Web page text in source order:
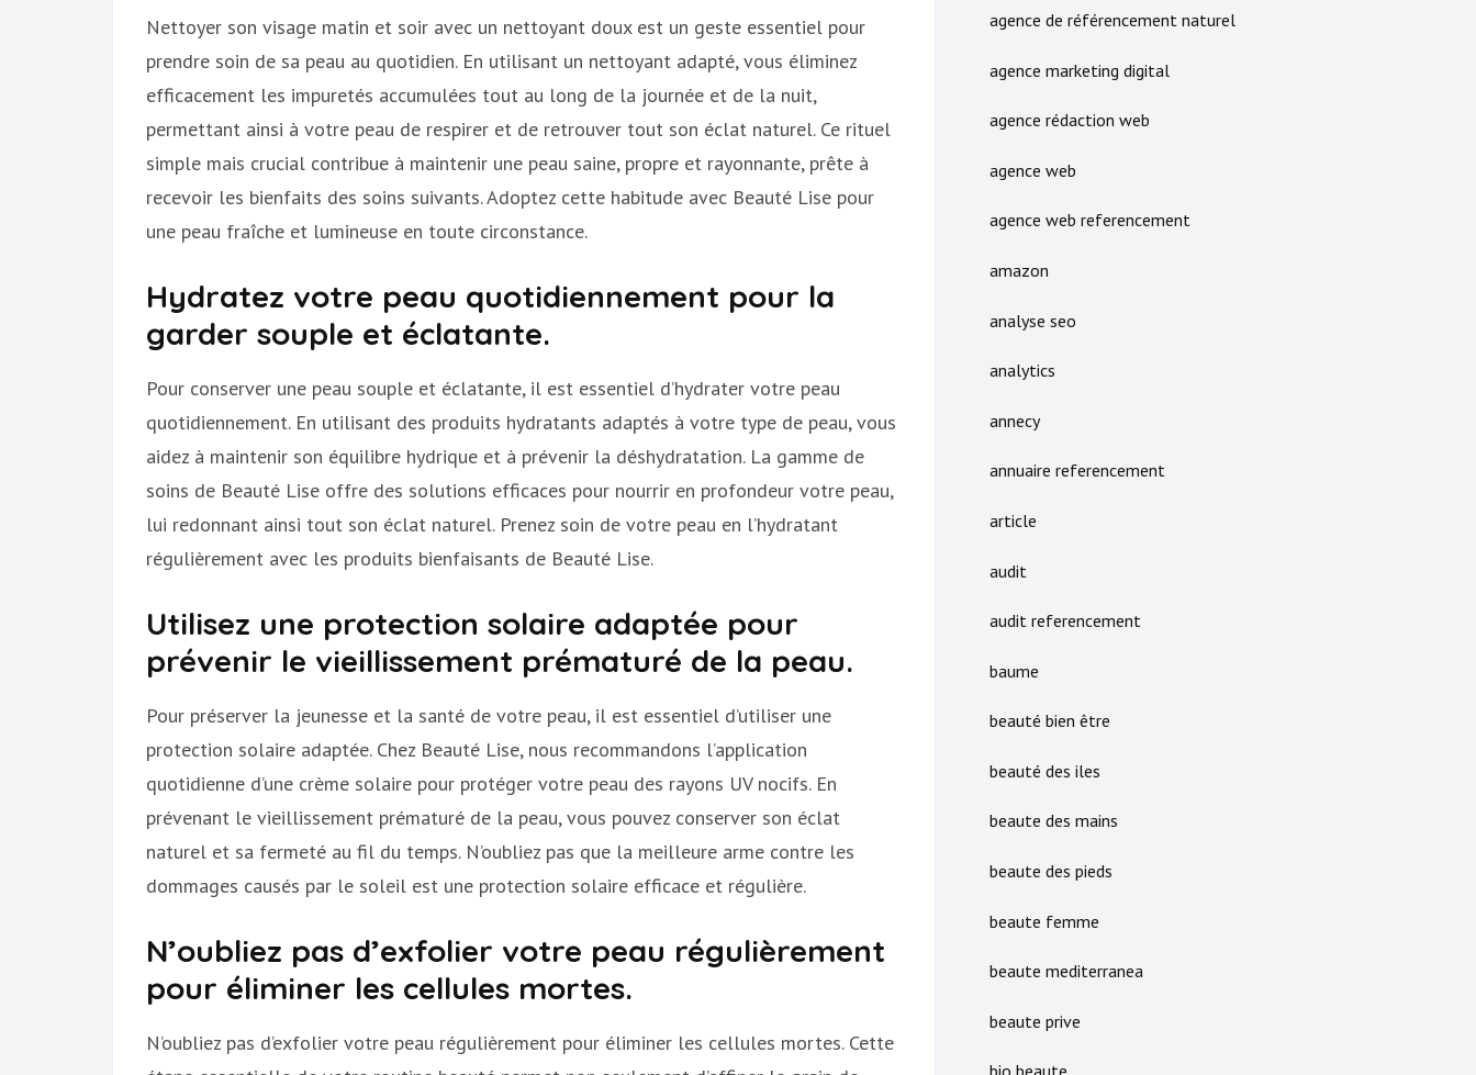
Nettoyer son visage matin et soir avec un nettoyant doux est un geste essentiel pour
prendre soin de sa peau au quotidien. En utilisant un nettoyant adapté, vous éliminez
efficacement les impuretés accumulées tout au long de la journée et de la nuit,
permettant ainsi à votre peau de respirer et de retrouver tout son éclat naturel. Ce rituel
simple mais crucial contribue à maintenir une peau saine, propre et rayonnante, prête à
recevoir les bienfaits des soins suivants. Adoptez cette habitude avec Beauté Lise pour
une peau fraîche et lumineuse en toute circonstance.
Hydratez votre peau quotidiennement pour la
garder souple et éclatante.
Pour conserver une peau souple et éclatante, il est essentiel d’hydrater votre peau
quotidiennement. En utilisant des produits hydratants adaptés à votre type de peau, vous
aidez à maintenir son équilibre hydrique et à prévenir la déshydratation. La gamme de
soins de Beauté Lise offre des solutions efficaces pour nourrir en profondeur votre peau,
lui redonnant ainsi tout son éclat naturel. Prenez soin de votre peau en l’hydratant
régulièrement avec les produits bienfaisants de Beauté Lise.
Utilisez une protection solaire adaptée pour
prévenir le vieillissement prématuré de la peau.
Pour préserver la jeunesse et la santé de votre peau, il est essentiel d’utiliser une
protection solaire adaptée. Chez Beauté Lise, nous recommandons l’application
quotidienne d’une crème solaire pour protéger votre peau des rayons UV nocifs. En
prévenant le vieillissement prématuré de la peau, vous pouvez conserver son éclat
naturel et sa fermeté au fil du temps. N’oubliez pas que la meilleure arme contre les
dommages causés par le soleil est une protection solaire efficace et régulière.
N’oubliez pas d’exfolier votre peau régulièrement
pour éliminer les cellules mortes.
N’oubliez pas d’exfolier votre peau régulièrement pour éliminer les cellules mortes. Cette
agence de référencement naturel
agence marketing digital
agence rédaction web
agence web
agence web referencement
amazon
analyse seo
analytics
annecy
annuaire referencement
article
audit
audit referencement
baume
beauté bien être
beauté des iles
beaute des mains
beaute des pieds
beaute femme
beaute mediterranea
beaute prive